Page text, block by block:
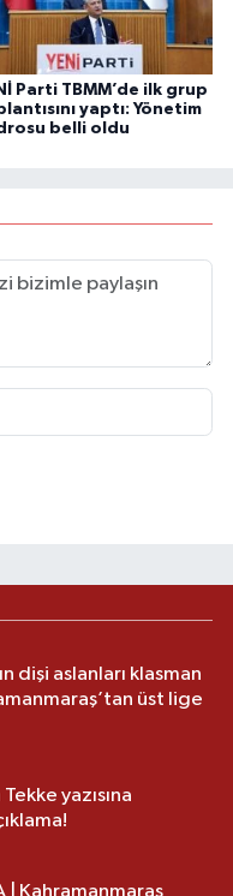
Parti TBMM’de ilk grup
yaptı: Yönetim
belli oldu
dişi aslanları klasman
üst lige
yazısına
| Kahramanmaraş